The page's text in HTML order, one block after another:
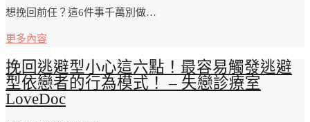
想挽回前任？這6件事千萬別做…
更多內容
挽回逃避型小心這六點！最容易觸發逃避
型依戀者的行為模式！ – 失戀診療室
LoveDoc